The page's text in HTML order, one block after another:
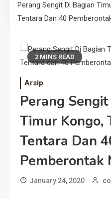
Perang Sengit Di Bagian
Tentara Dan 40
2 MINS READ
Arsip
Perang
Timur Kongo,
Tentara Dan
Pemberontak
January 24, 2020